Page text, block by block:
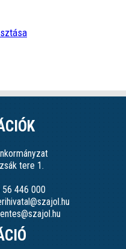
tere 1.
446 000